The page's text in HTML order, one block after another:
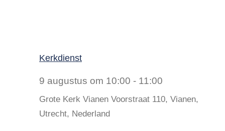
Kerkdienst
9 augustus om 10:00 - 11:00
Grote Kerk Vianen Voorstraat 110, Vianen,
Utrecht, Nederland